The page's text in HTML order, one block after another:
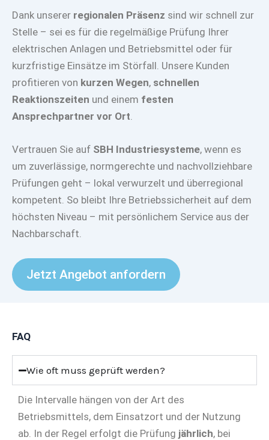
Dank unserer regionalen Präsenz sind wir schnell zur
Stelle – sei es für die regelmäßige Prüfung Ihrer
elektrischen Anlagen und Betriebsmittel oder für
kurzfristige Einsätze im Störfall. Unsere Kunden
profitieren von kurzen Wegen, schnellen
Reaktionszeiten und einem festen
Ansprechpartner vor Ort
Vertrauen Sie auf SBH Industriesysteme, wenn es
um zuverlässige, normgerechte und nachvollziehbare
Prüfungen geht – lokal verwurzelt und überregional
kompetent. So bleibt Ihre Betriebssicherheit auf dem
höchsten Niveau – mit persönlichem Service aus der
Nachbarschaft.
Jetzt Angebot anfordern
FAQ
Wie oft muss geprüft werden?
Die Intervalle hängen von der Art des
Betriebsmittels, dem Einsatzort und der Nutzung
ab. In der Regel erfolgt die Prüfung jährlich, bei